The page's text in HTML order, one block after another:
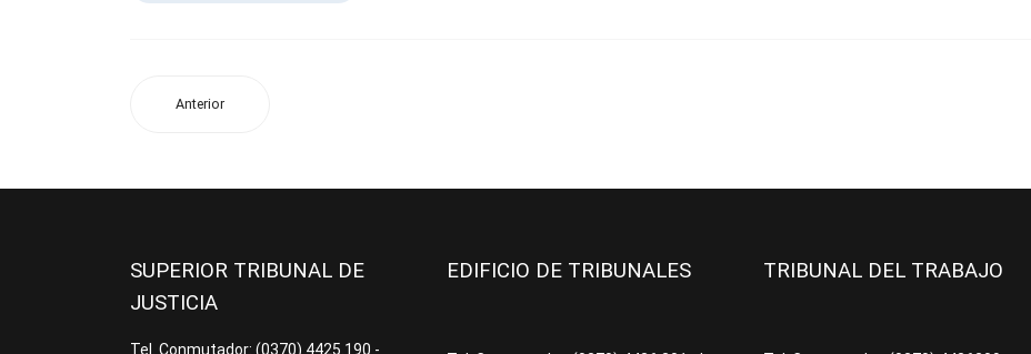
Anterior
SUPERIOR TRIBUNAL DE
JUSTICIA
Tel. Conmutador: (0370) 4425.190 -
EDIFICIO DE TRIBUNALES TRIBUNAL DEL TRABAJO